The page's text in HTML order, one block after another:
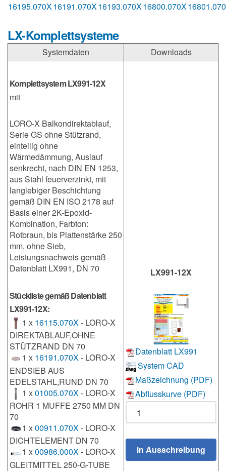
16195.070X16191.070X16193.070X16800.070X
LX-Komplettsysteme
Systemdaten Downloads
Komplettsystem LX991-12X
mit
LORO-X Balkondirektablauf,
Serie GS ohne Stützrand,
einteilig ohne
Wärmedämmung, Auslauf
senkrecht, nach DIN EN 1253,
aus Stahl feuerverzinkt, mit
langlebiger Beschichtung
gemäß DIN EN ISO 2178 auf
Basis einer 2K-Epoxid-
Kombination, Farbton:
Rotbraun, bis Plattenstärke 250
mm, ohne Sieb,
Leistungsnachweis gemäß
Datenblatt LX991, DN 70
Stückliste gemäß Datenblatt
LX991-12X:
1 x 16115.070X- LORO-X
DIREKTABLAUF,OHNE
STÜTZRAND DN 70
1 x 16191.070X- LORO-X
ENDSIEB AUS
EDELSTAHL,RUND DN 70
1 x01005.070X- LORO-X
ROHR 1 MUFFE 2750 MM DN
70
1 x00911.070X- LORO-X
DICHTELEMENT DN 70
1 x00986.000X- LORO-X
GLEITMITTEL 250-G-TUBE
LX991-12X
Datenblatt LX991
System CAD
Maßzeichnung (PDF)
Abflusskurve (PDF)